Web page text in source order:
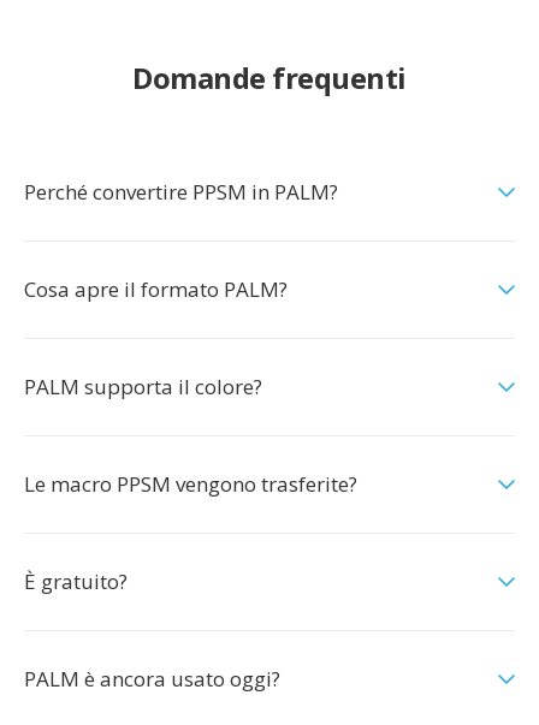
Domande frequenti
Perché convertire PPSM in PALM?
Cosa apre il formato PALM?
PALM supporta il colore?
Le macro PPSM vengono trasferite?
È gratuito?
PALM è ancora usato oggi?